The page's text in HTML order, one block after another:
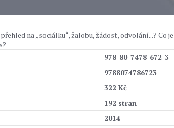
na „sociálku“, žalobu, žádost, odvolání...? Co
978-80-7478-672-3
9788074786723
322 Kč
192 stran
2014